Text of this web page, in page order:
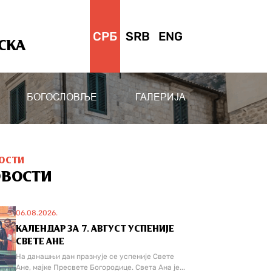
СРБ SRB ENG
БОГОСЛОВЉЕ ГАЛЕРИЈА
06.08.2026.
КАЛЕНДАР ЗА 7. АВГУСТ УСПЕНИЈЕ
СВЕТЕ АНЕ
На данашњи дан празнује се успеније Свете
Ане, мајке Пресвете Богородице. Света Ана је...